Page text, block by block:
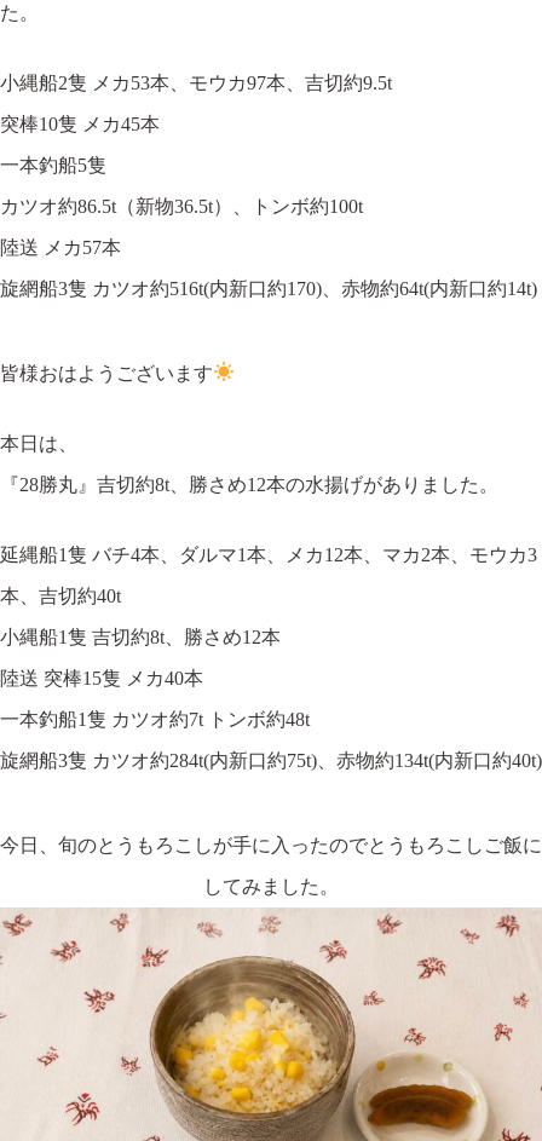
た。
小縄船2隻 メカ53本、モウカ97本、吉切約9.5t
突棒10隻 メカ45本
一本釣船5隻
カツオ約86.5t（新物36.5t）、トンボ約100t
陸送 メカ57本
旋網船3隻 カツオ約516t(内新口約170)、赤物約64t(内新口約14t)
皆様おはようございます
本日は、
『28勝丸』吉切約8t、勝さめ12本の水揚げがありました。
延縄船1隻 バチ4本、ダルマ1本、メカ12本、マカ2本、モウカ3
本、吉切約40t
小縄船1隻 吉切約8t、勝さめ12本
陸送 突棒15隻 メカ40本
一本釣船1隻 カツオ約7t トンボ約48t
旋網船3隻 カツオ約284t(内新口約75t)、赤物約134t(内新口約40t)
今日、旬のとうもろこしが手に入ったのでとうもろこしご飯に
してみました。